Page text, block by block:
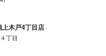
木戸4丁目店
丁目